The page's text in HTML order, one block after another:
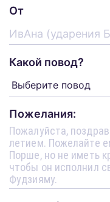
От
Какой повод?
Пожелания: